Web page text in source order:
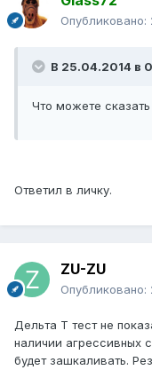
Опубликовано:
В 25.04.2014 в
Что можете
Ответил в личку.
ZU-ZU
Опубликовано:
Дельта Т тест не
наличии агрессивных
будет зашкаливать.